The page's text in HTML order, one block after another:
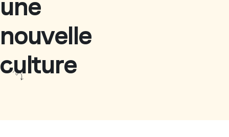
une
nouvelle
culture